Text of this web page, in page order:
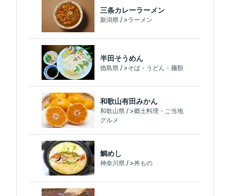
三条カレーラーメン
新潟県 / >ラーメン
半田そうめん
徳島県 / >そば・うどん・麺類
和歌山有田みかん
和歌山県 / >郷土料理・ご当地
グルメ
鯛めし
神奈川県 / >丼もの